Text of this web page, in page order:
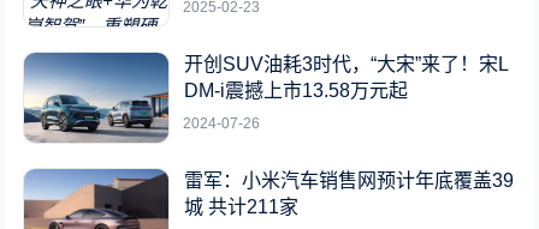
2025-02-23
开创SUV油耗3时代，“大宋”来了！宋L
DM-i震撼上市13.58万元起
2024-07-26
雷军：小米汽车销售网预计年底覆盖39
城 共计211家